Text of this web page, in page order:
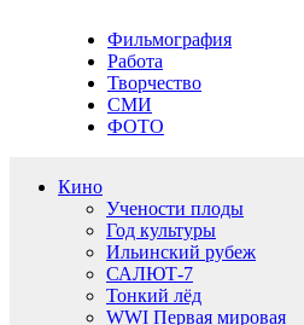
Фильмография
Работа
Творчество
СМИ
ФОТО
Кино
Учености плоды
Год культуры
Ильинский рубеж
САЛЮТ-7
Тонкий лёд
WWI Первая мировая